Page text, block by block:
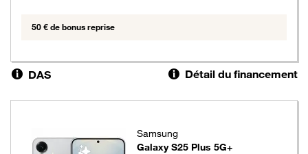
50 € de bonus reprise
DAS Détail du financement
Samsung
Galaxy S25 Plus 5G+